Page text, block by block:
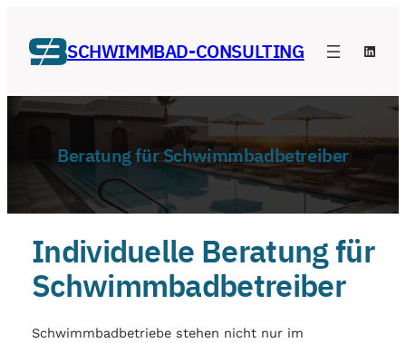
Inhalt
springen SCHWIMMBAD-CONSULTING
Beratung für Schwimmbadbetreiber
Individuelle Beratung für
Schwimmbadbetreiber
Schwimmbadbetriebe stehen nicht nur im